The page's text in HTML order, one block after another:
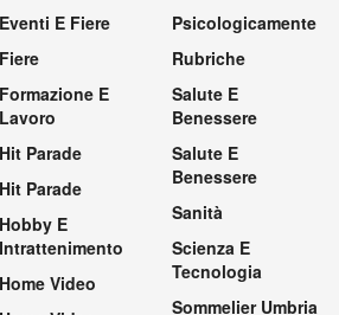
Eventi E Fiere
Fiere
Formazione E
Lavoro
Hit Parade
Hit Parade
Hobby E
Intrattenimento
Home Video
Psicologicamente
Rubriche
Salute E
Benessere
Salute E
Benessere
Sanità
Scienza E
Tecnologia
Sommelier Umbria